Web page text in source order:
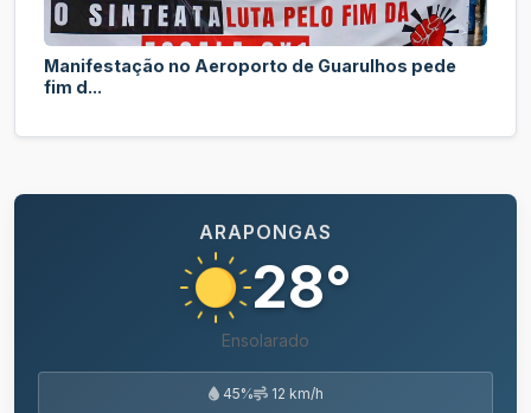
Manifestação no Aeroporto de Guarulhos pede
fim d...
ARAPONGAS
28°
Ensolarado
45% 12 km/h